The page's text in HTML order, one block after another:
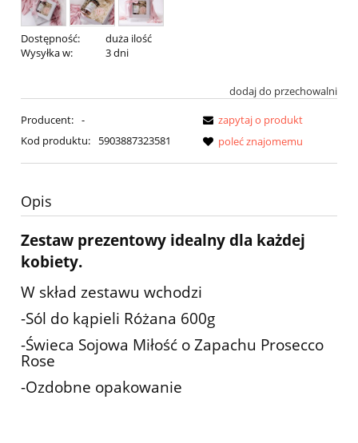
Dostępność:
duża ilość
Wysyłka w:
3 dni
dodaj do przechowalni
Producent: -
Kod produktu:
5903887323581
zapytaj o produkt
poleć znajomemu
Opis
Zestaw prezentowy idealny dla każdej
kobiety.
W skład zestawu wchodzi
-Sól do kąpieli Różana 600g
-Świeca Sojowa Miłość o Zapachu Prosecco
Rose
-Ozdobne opakowanie